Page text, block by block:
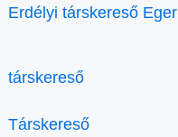
Erdélyi társkereső Eger
társkereső
Társkereső